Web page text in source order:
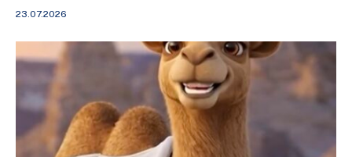
23.07.2026